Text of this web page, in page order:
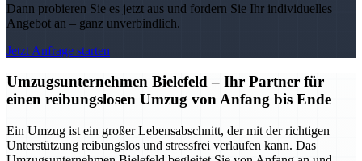
Dann probieren Sie es jetzt aus und fordern Sie Ihr individuelles
Angebot an – ganz unverbindlich.
Jetzt Anfrage starten
Umzugsunternehmen Bielefeld – Ihr Partner für
einen reibungslosen Umzug von Anfang bis Ende
Ein Umzug ist ein großer Lebensabschnitt, der mit der richtigen
Unterstützung reibungslos und stressfrei verlaufen kann. Das